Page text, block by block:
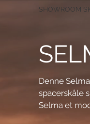
SHOWROOM
Denne
spacerskåle
Selma et